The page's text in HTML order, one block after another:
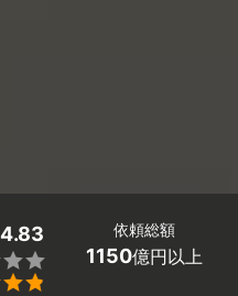
4.83
依頼総額
1150億円以上